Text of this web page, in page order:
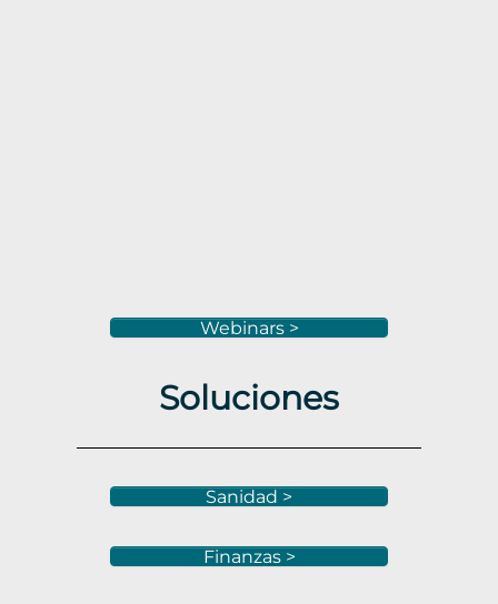
Webinars >
Soluciones
Sanidad >
Finanzas >